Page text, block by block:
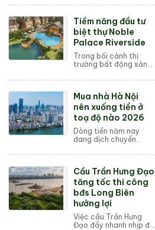
chứng kiến những
mang tính bước ngoặt
khi công tác giải ph...
Tiềm năng đầu tư
biệt thự Noble
Palace Riverside
Trong bối cảnh thị
trường bất động sản
kiến sự khan hiếm trầm
phẩm thấp tầng ven
sông có pháp lý sở
hữu...
Mua nhà Hà Nội
nên xuống tiền ở
toạ độ nào 2026
Dòng tiền năm nay
đang dịch chuyển
thật” ven các trục quy
quan sông hồ. Trong
chu kỳ mới của thị
trườn...
Cầu Trần Hưng Đạo
tăng tốc thi công
bđs Long Biên
hưởng lợi
Việc cầu Trần Hưng
Đạo đẩy nhanh nhịp độ